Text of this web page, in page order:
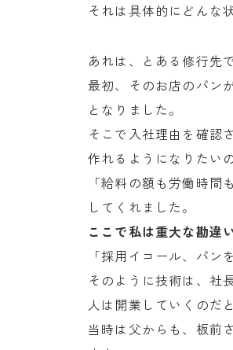
それは具体的にどんな
あれは、とある修行先
最初、そのお店のパン
となりました。
そこで入社理由を確認
作れるようになりたい
「給料の額も労働時
してくれました。
ここで私は重大な勘違
「採用イコール、パン
そのように技術は、社
人は開業していくのだ
当時は父からも、板前